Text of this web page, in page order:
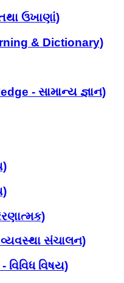
ઉખાણાં)
& Dictionary)
- સામાન્ય જ્ઞાન)
સંચાલન)
વિષય)